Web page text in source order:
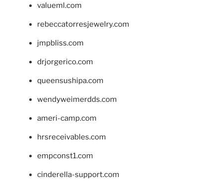
valueml.com
rebeccatorresjewelry.com
jmpbliss.com
drjorgerico.com
queensushipa.com
wendyweimerdds.com
ameri-camp.com
hrsreceivables.com
empconst1.com
cinderella-support.com